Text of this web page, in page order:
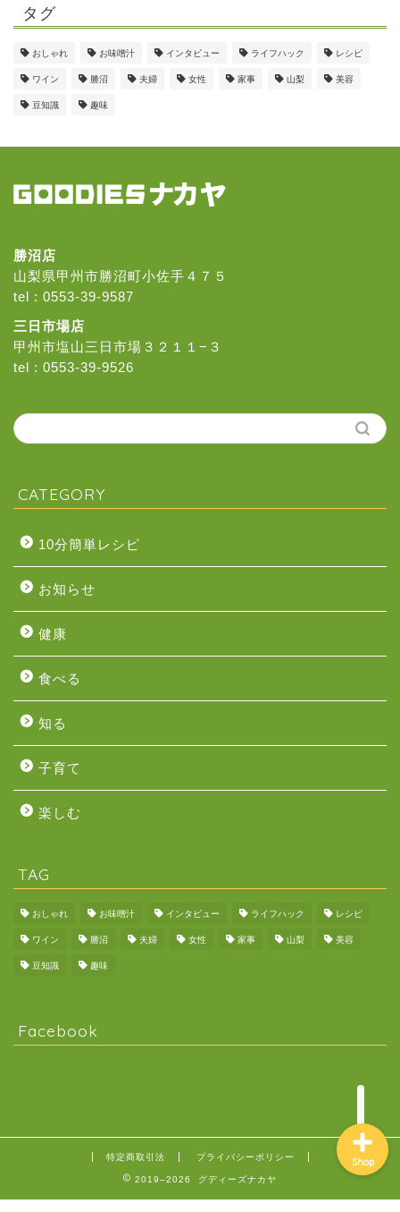
タグ
おしゃれ お味噌汁 インタビュー ライフハック レシピ
ワイン 勝沼 夫婦 女性 家事 山梨 美容
豆知識 趣味
勝沼店
山梨県甲州市勝沼町小佐手４７５
tel : 0553-39-9587
三日市場店
甲州市塩山三日市場３２１１−３
tel : 0553-39-9526
CATEGORY
10分簡単レシピ
お知らせ
健康
食べる
知る
子育て
楽しむ
TAG
おしゃれ お味噌汁 インタビュー ライフハック レシピ
ワイン 勝沼 夫婦 女性 家事 山梨 美容
豆知識 趣味
Facebook
特定商取引法 プライバシーポリシー
2019–2026 グディーズナカヤ
Shop
会社概要